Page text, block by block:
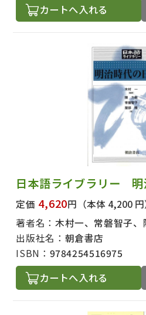
カートへ入れる
日本語ライブラリー 明
定価 4,620円 （本体 4,200 円
著者名： 木村一、常磐智子、
出版社名： 朝倉書店
ISBN： 9784254516975
カートへ入れる